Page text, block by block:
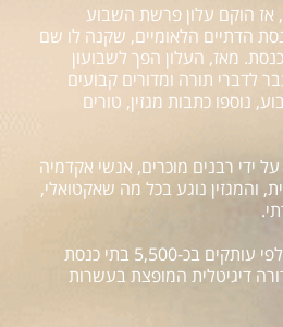
לפני 25 שנה, אז הוקם עלון פרשת השבוע
הדתיים הלאומיים, שקנה לו שם
מאז, העלון הפך לשבועון
לדברי תורה ומדורים קבועים
נוספו כתבות מגזין, טורים
ידי רבנים מוכרים, אנשי אקדמיה
והמגזין נוגע בכל מה שאקטואלי,
השבועון מופץ בעשרות אלפי עותקים בכ-5,500 בתי כנסת
דיגיטלית המופצת בעשרות